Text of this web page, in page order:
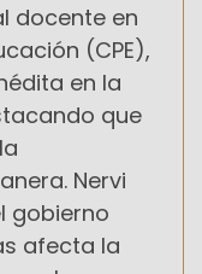
docente en
(CPE),
en la
que
Nervi
gobierno
afecta la